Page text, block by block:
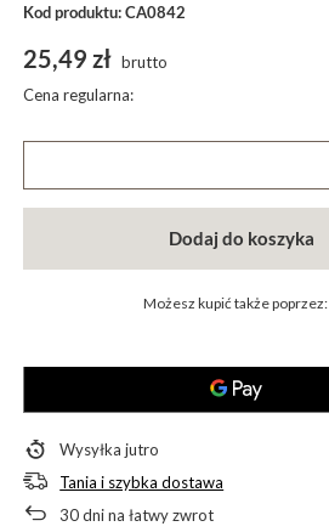
Kod produktu: CA0842
25,49 zł brutto
Cena regularna:
Dodaj do koszyka
Możesz kupić także poprzez:
Wysyłkajutro
Tania i szybka dostawa
30dni na łatwy zwrot